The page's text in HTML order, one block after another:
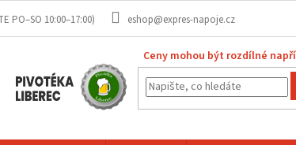
eshop@expres-napoje.cz
Ceny mohou být rozdílné